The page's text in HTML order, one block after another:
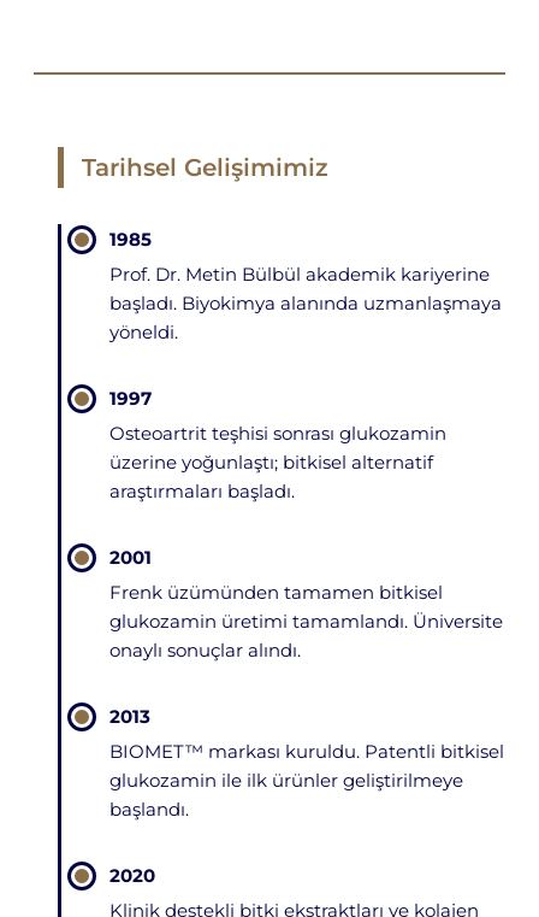
Tarihsel Gelişimimiz
1985
Prof. Dr. Metin Bülbül akademik kariyerine
başladı. Biyokimya alanında uzmanlaşmaya
yöneldi.
1997
Osteoartrit teşhisi sonrası glukozamin
üzerine yoğunlaştı; bitkisel alternatif
araştırmaları başladı.
2001
Frenk üzümünden tamamen bitkisel
glukozamin üretimi tamamlandı. Üniversite
onaylı sonuçlar alındı.
2013
BIOMET™ markası kuruldu. Patentli bitkisel
glukozamin ile ilk ürünler geliştirilmeye
başlandı.
2020
Klinik destekli bitki ekstraktları ve kolajen